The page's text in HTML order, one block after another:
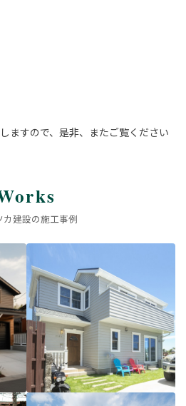
ますので、是非、またご覧ください
カ建設の施工事例